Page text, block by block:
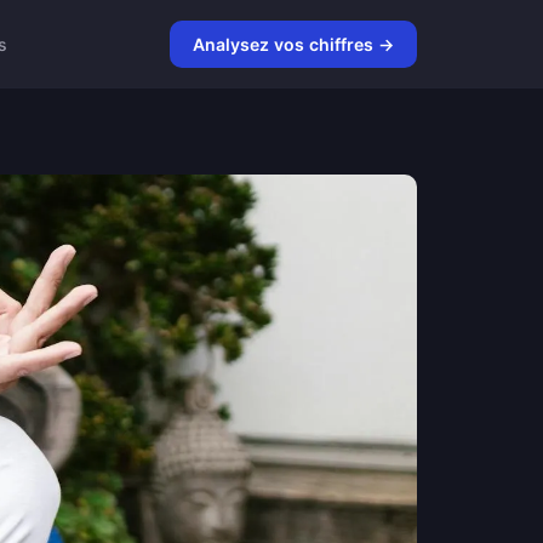
Analysez vos chiffres →